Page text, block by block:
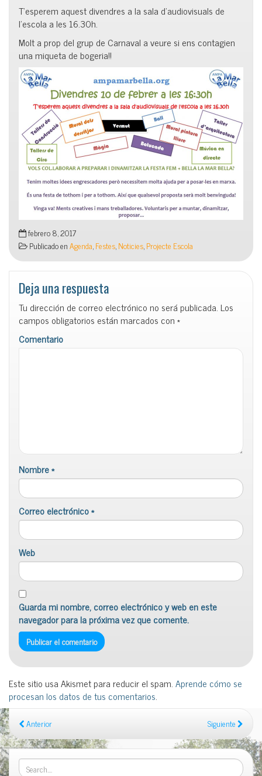
T’esperem aquest divendres a la sala d’audiovisuals de
l’escola a les 16.30h.
Molt a prop del grup de Carnaval a veure si ens contagien
una miqueta de bogeria!!
febrero 8, 2017
Publicado enAgenda,Festes,Noticies,Projecte Escola
Deja una respuesta
Tu dirección de correo electrónico no será publicada.Los
campos obligatorios están marcados con*
Comentario
Nombre*
Correo electrónico*
Web
Guarda mi nombre, correo electrónico y web en este
navegador para la próxima vez que comente.
Este sitio usa Akismet para reducir el spam.Aprende cómo se
procesan los datos de tus comentarios.
Anterior Siguiente